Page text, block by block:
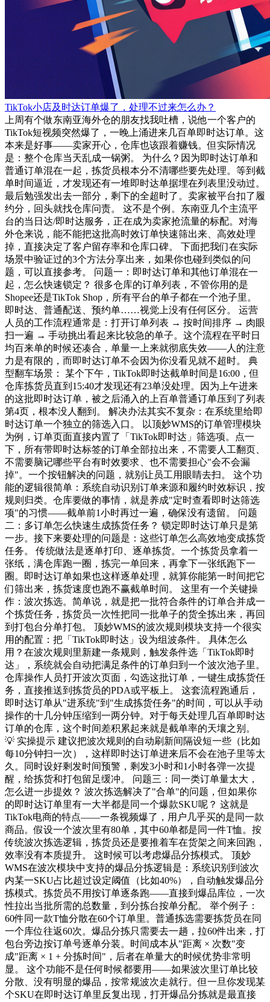
TikTok小店及时达订单爆了，处理不过来怎么办？
上周有个做东南亚海外仓的朋友找我吐槽，说他一个客户的
TikTok短视频突然爆了，一晚上涌进来几百单即时达订单。这
本来是好事——卖家开心，仓库也该跟着赚钱。但实际情况
是：整个仓库当天乱成一锅粥。 为什么？因为即时达订单和
普通订单混在一起，拣货员根本分不清哪些要先处理。等到截
单时间逼近，才发现还有一堆即时达单据埋在列表里没动过。
最后勉强发出去一部分，剩下的全超时了。卖家被平台扣了履
约分，回头就找仓库问责。 这不是个例。东南亚几个主流平
台的当日达/即时达服务，正在成为卖家抢流量的标配。对海
外仓来说，能不能把这批高时效订单快速筛出来、高效处理
掉，直接决定了客户留存率和仓库口碑。 下面把我们在实际
场景中验证过的3个方法分享出来，如果你也碰到类似的问
题，可以直接参考。 问题一：即时达订单和其他订单混在一
起，怎么快速锁定？ 很多仓库的订单列表，不管你用的是
Shopee还是TikTok Shop，所有平台的单子都在一个池子里。
即时达、普通配送、预约单……视觉上没有任何区分。 运营
人员的工作流程通常是：打开订单列表 → 按时间排序 → 肉眼
扫一遍 → 手动挑出看起来比较急的单子。这个流程在平时日
均百来单的时候还凑合，单量一上来就彻底失效——人的注意
力是有限的，而即时达订单不会因为你没看见就不超时。 典
型翻车场景： 某个下午，TikTok即时达截单时间是16:00，但
仓库拣货员直到15:40才发现还有23单没处理。因为上午进来
的这批即时达订单，被之后涌入的上百单普通订单压到了列表
第4页，根本没人翻到。 解决办法其实不复杂：在系统里给即
时达订单一个独立的筛选入口。 以顶妙WMS的订单管理模块
为例，订单页面直接内置了「TikTok即时达」筛选项。点一
下，所有带即时达标签的订单全部拉出来，不需要人工翻页、
不需要脑记哪些平台有时效要求、也不需要担心"会不会漏
掉"。一个按钮解决的问题，就别让员工用眼睛去扫。 这个功
能的逻辑很简单：系统自动识别订单来源和履约时效标识，按
规则归类。仓库要做的事情，就是养成"定时查看即时达筛选
项"的习惯——截单前1小时再过一遍，确保没有遗留。 问题
二：多订单怎么快速生成拣货任务？ 锁定即时达订单只是第
一步。接下来要处理的问题是：这些订单怎么高效地变成拣货
任务。 传统做法是逐单打印、逐单拣货。一个拣货员拿着一
张纸，满仓库跑一圈，拣完一单回来，再拿下一张纸跑下一
圈。即时达订单如果也这样逐单处理，就算你能第一时间把它
们筛出来，拣货速度也跑不赢截单时间。 这里有一个关键操
作：波次拣选。简单说，就是把一批符合条件的订单合并成一
个拣货任务，拣货员一次性把同一批单子的货全拣出来，再回
到打包台分单打包。 顶妙WMS的波次规则模块支持一个很实
用的配置：把「TikTok即时达」设为组波条件。 具体怎么
用？在波次规则里新建一条规则，触发条件选「TikTok即时
达」，系统就会自动把满足条件的订单归到一个波次池子里。
仓库操作人员打开波次页面，勾选这批订单，一键生成拣货任
务，直接推送到拣货员的PDA或平板上。 这套流程跑通后，
即时达订单从"进系统"到"生成拣货任务"的时间，可以从手动
操作的十几分钟压缩到一两分钟。对于每天处理几百单即时达
订单的仓库，这个时间差积累起来就是截单率的天壤之别。
💡 实操提示 建议把波次规则的自动刷新间隔设短一些（比如
每10分钟扫一次），这样即时达订单进来后不会在池子里等太
久。同时设好剩发时间预警，剩发3小时和1小时各弹一次提
醒，给拣货和打包留足缓冲。 问题三：同一类订单量太大，
怎么进一步提效？ 波次拣选解决了"合单"的问题，但如果你
的即时达订单里有一大半都是同一个爆款SKU呢？ 这就是
TikTok电商的特点——一条视频爆了，用户几乎买的是同一款
商品。假设一个波次里有80单，其中60单都是同一件T恤。按
传统波次拣选逻辑，拣货员还是要推着车在货架之间来回跑，
效率没有本质提升。 这时候可以考虑爆品分拣模式。 顶妙
WMS在波次模块中支持的爆品分拣逻辑是：系统识别到波次
内某一SKU占比超过设定阈值（比如40%），自动触发爆品分
拣模式。拣货员不用按订单逐条跑——直接到爆品库位，一次
性拉出当批所需的总数量，到分拣台按单分配。 举个例子：
60件同一款T恤分散在60个订单里。普通拣选需要拣货员在同
一个库位往返60次。爆品分拣只需要去一趟，拉60件出来，打
包台旁边按订单号逐单分装。时间成本从"距离 × 次数"变
成"距离 × 1 + 分拣时间"，后者在单量大的时候优势非常明
显。 这个功能不是任何时候都要用——如果波次里订单比较
分散、没有明显的爆品，按常规波次走就行。但一旦你发现某
个SKU在即时达订单里反复出现，打开爆品分拣就是最直接